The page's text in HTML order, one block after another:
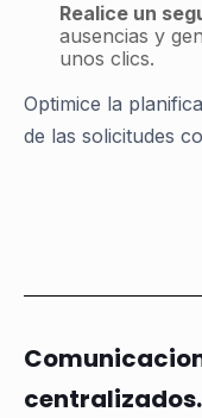
Realice un
ausencias y
unos clics.
Optimice la
de las solicitudes
centralizados.